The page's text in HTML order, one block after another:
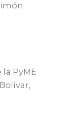
PyME